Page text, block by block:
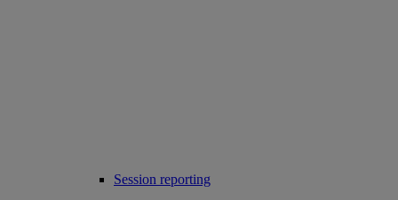
Session reporting